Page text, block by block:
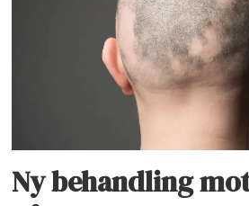
Ny behandling